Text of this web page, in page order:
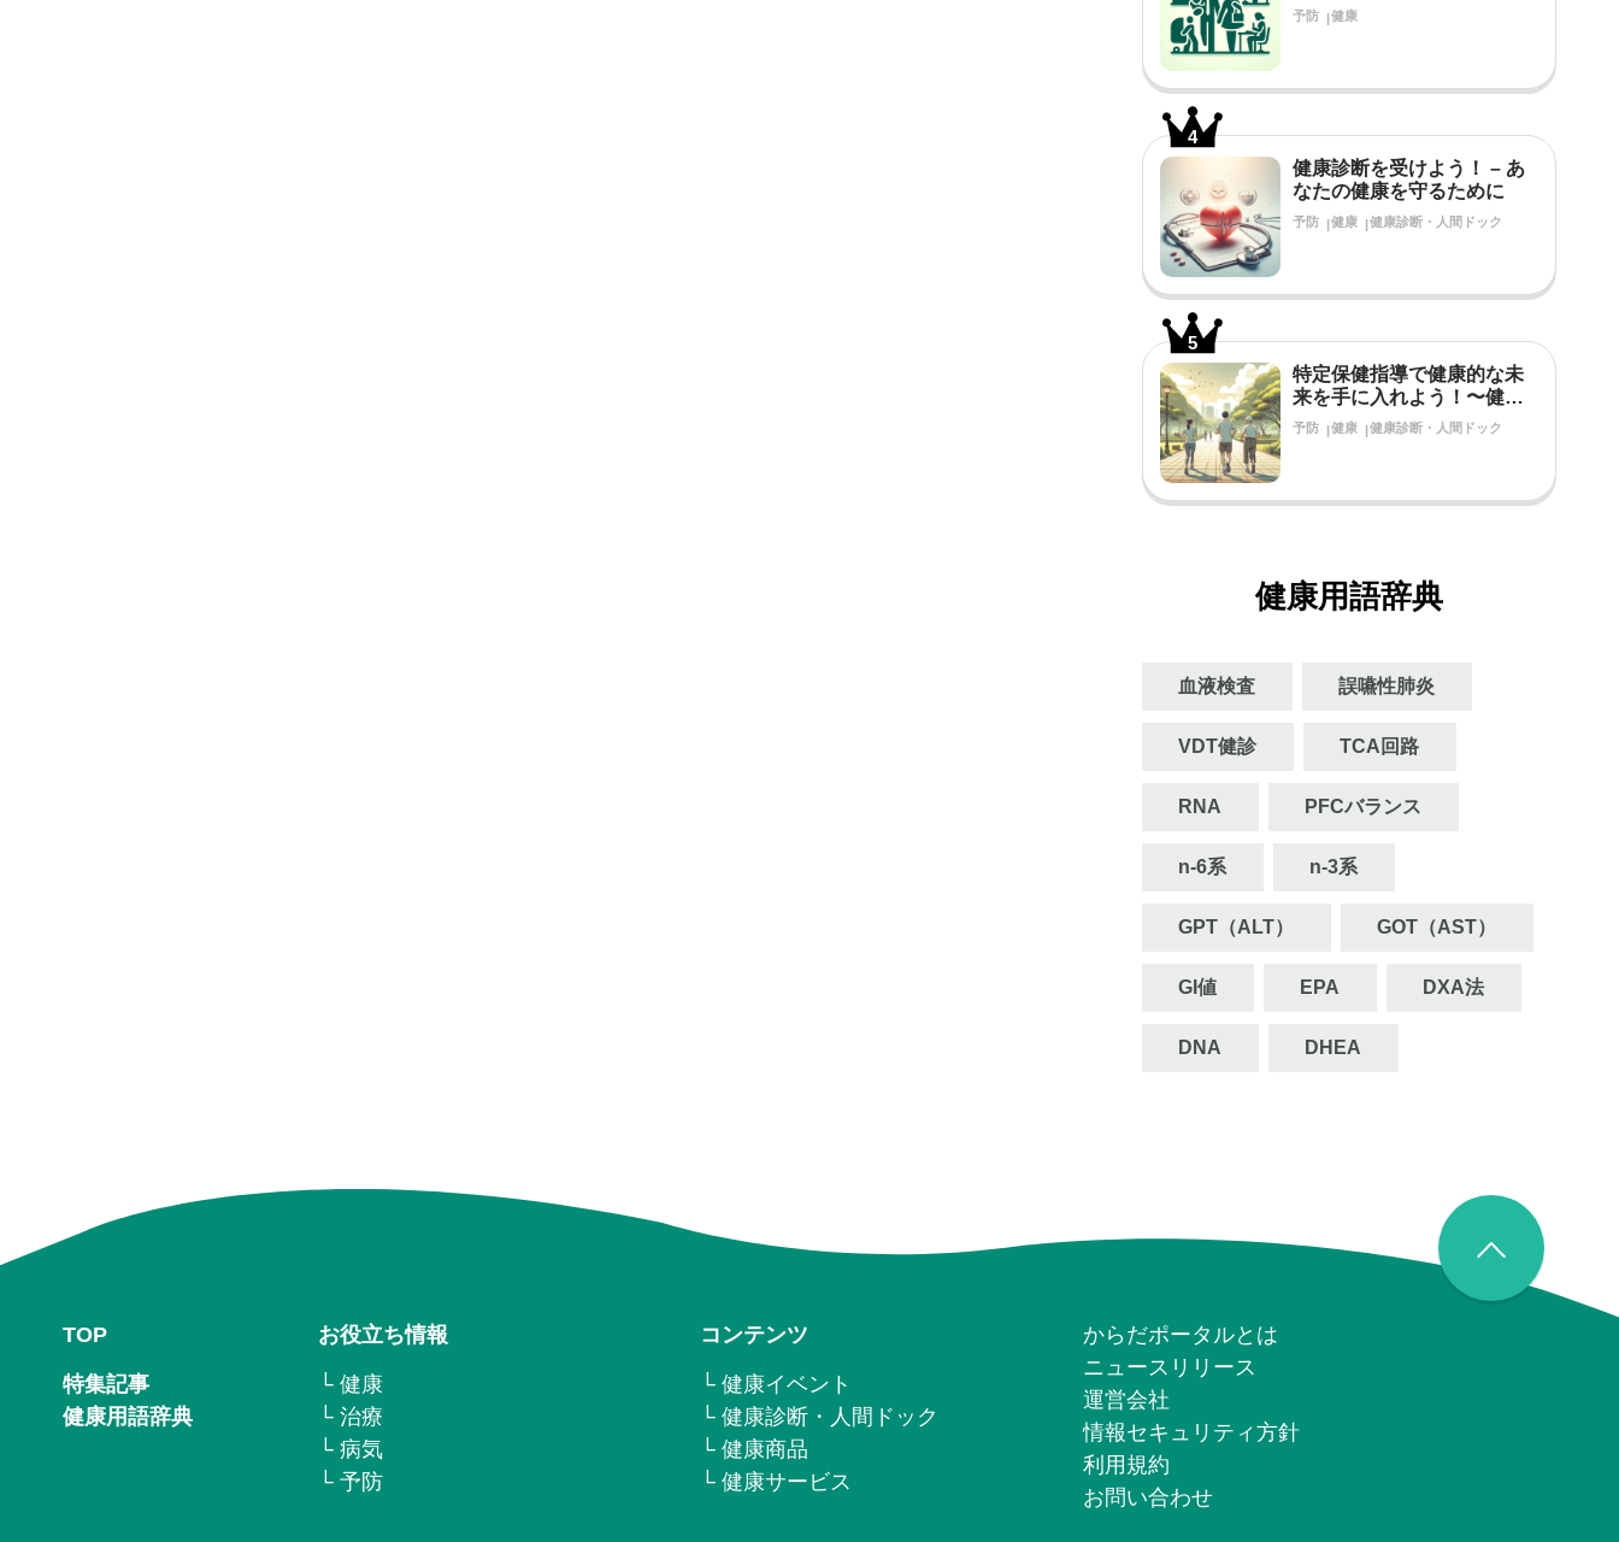
予防 健康
4
健康診断を受けよう！ – あ
なたの健康を守るために
予防 健康 健康診断・人間ドック
5
特定保健指導で健康的な未
来を手に入れよう！〜健診
結果で生活習慣の改善が必
要だと言われたあなたへ〜
予防 健康 健康診断・人間ドック
健康用語辞典
血液検査 誤嚥性肺炎
VDT健診 TCA回路
RNA PFCバランス
n‐6系 n‐3系
GPT（ALT） GOT（AST）
GI値 EPA DXA法
DNA DHEA
TOP
特集記事
健康用語辞典
お役立ち情報
└ 健康
└ 治療
└ 病気
└ 予防
コンテンツ
└ 健康イベント
└ 健康診断・人間ドック
└ 健康商品
└ 健康サービス
からだポータルとは
ニュースリリース
運営会社
情報セキュリティ⽅針
利用規約
お問い合わせ